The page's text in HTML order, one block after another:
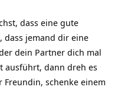
dass eine gute
dass jemand dir eine
dein Partner dich mal
ausführt, dann dreh es
schenke einem